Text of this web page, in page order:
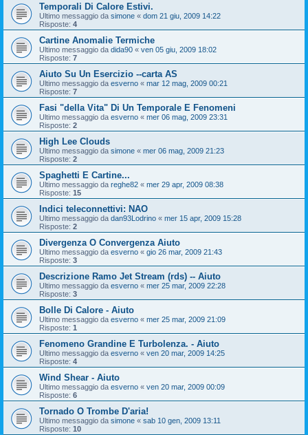
Temporali Di Calore Estivi.
Ultimo messaggio da simone « dom 21 giu, 2009 14:22
Risposte: 4
Cartine Anomalie Termiche
Ultimo messaggio da dida90 « ven 05 giu, 2009 18:02
Risposte: 7
Aiuto Su Un Esercizio --carta AS
Ultimo messaggio da esverno « mar 12 mag, 2009 00:21
Risposte: 7
Fasi "della Vita" Di Un Temporale E Fenomeni
Ultimo messaggio da esverno « mer 06 mag, 2009 23:31
Risposte: 2
High Lee Clouds
Ultimo messaggio da simone « mer 06 mag, 2009 21:23
Risposte: 2
Spaghetti E Cartine...
Ultimo messaggio da reghe82 « mer 29 apr, 2009 08:38
Risposte: 15
Indici teleconnettivi: NAO
Ultimo messaggio da dan93Lodrino « mer 15 apr, 2009 15:28
Risposte: 2
Divergenza O Convergenza Aiuto
Ultimo messaggio da esverno « gio 26 mar, 2009 21:43
Risposte: 3
Descrizione Ramo Jet Stream (rds) -- Aiuto
Ultimo messaggio da esverno « mer 25 mar, 2009 22:28
Risposte: 3
Bolle Di Calore - Aiuto
Ultimo messaggio da esverno « mer 25 mar, 2009 21:09
Risposte: 1
Fenomeno Grandine E Turbolenza. - Aiuto
Ultimo messaggio da esverno « ven 20 mar, 2009 14:25
Risposte: 4
Wind Shear - Aiuto
Ultimo messaggio da esverno « ven 20 mar, 2009 00:09
Risposte: 6
Tornado O Trombe D'aria!
Ultimo messaggio da simone « sab 10 gen, 2009 13:11
Risposte: 10